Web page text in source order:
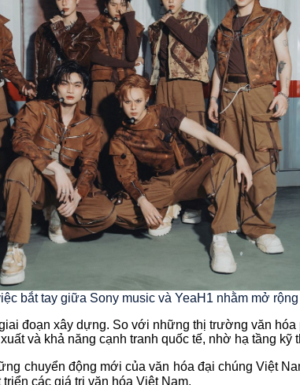
bắt tay giữa Sony music và YeaH1 nhằm mở
đoạn xây dựng. So với những thị trường văn
và khả năng cạnh tranh quốc tế, nhờ hạ tầng kỹ
chuyển động mới của văn hóa đại chúng Việt
các giá trị văn hóa Việt Nam.